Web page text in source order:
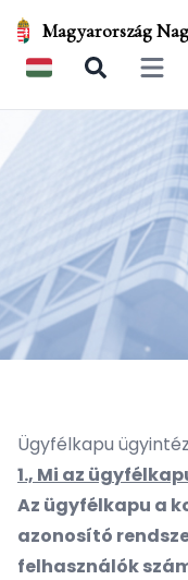
Magyarország
Open
Ügyfélkapu
1., Mi az
Az ügyfélkapu a
azonosító
felhasználók